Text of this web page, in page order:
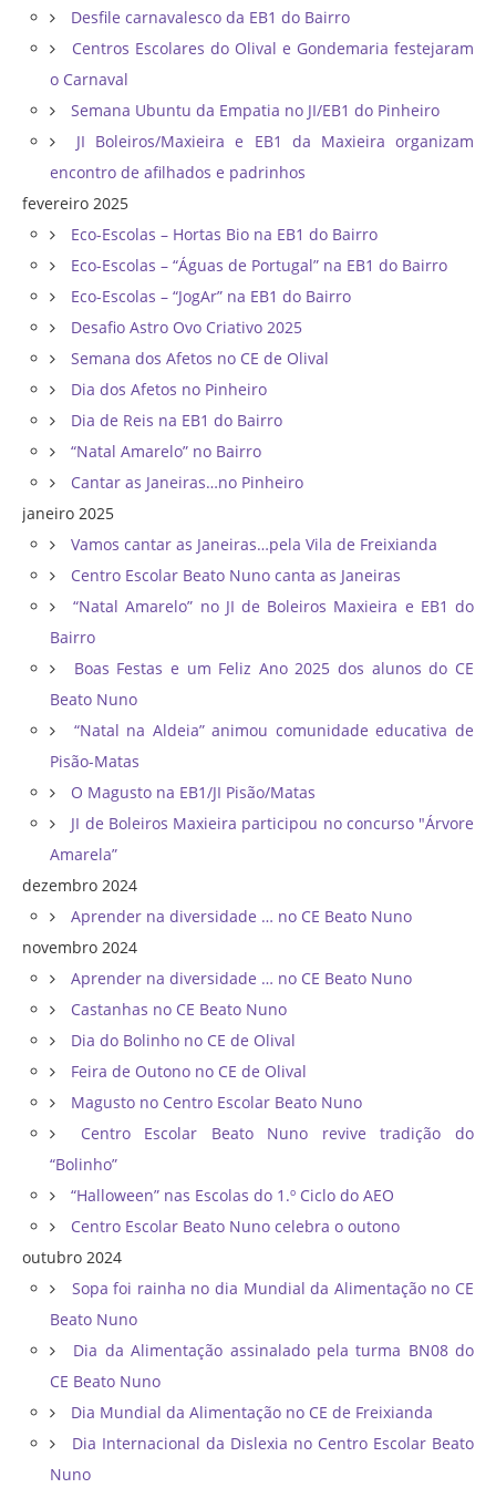
Desfile carnavalesco da EB1 do Bairro
Centros Escolares do Olival e Gondemaria festejaram
o Carnaval
Semana Ubuntu da Empatia no JI/EB1 do Pinheiro
JI Boleiros/Maxieira e EB1 da Maxieira organizam
encontro de afilhados e padrinhos
fevereiro 2025
Eco-Escolas – Hortas Bio na EB1 do Bairro
Eco-Escolas – “Águas de Portugal” na EB1 do Bairro
Eco-Escolas – “JogAr” na EB1 do Bairro
Desafio Astro Ovo Criativo 2025
Semana dos Afetos no CE de Olival
Dia dos Afetos no Pinheiro
Dia de Reis na EB1 do Bairro
“Natal Amarelo” no Bairro
Cantar as Janeiras…no Pinheiro
janeiro 2025
Vamos cantar as Janeiras…pela Vila de Freixianda
Centro Escolar Beato Nuno canta as Janeiras
“Natal Amarelo” no JI de Boleiros Maxieira e EB1 do
Bairro
Boas Festas e um Feliz Ano 2025 dos alunos do CE
Beato Nuno
“Natal na Aldeia” animou comunidade educativa de
Pisão-Matas
O Magusto na EB1/JI Pisão/Matas
JI de Boleiros Maxieira participou no concurso "Árvore
Amarela”
dezembro 2024
Aprender na diversidade … no CE Beato Nuno
novembro 2024
Aprender na diversidade … no CE Beato Nuno
Castanhas no CE Beato Nuno
Dia do Bolinho no CE de Olival
Feira de Outono no CE de Olival
Magusto no Centro Escolar Beato Nuno
Centro Escolar Beato Nuno revive tradição do
“Bolinho”
“Halloween” nas Escolas do 1.º Ciclo do AEO
Centro Escolar Beato Nuno celebra o outono
outubro 2024
Sopa foi rainha no dia Mundial da Alimentação no CE
Beato Nuno
Dia da Alimentação assinalado pela turma BN08 do
CE Beato Nuno
Dia Mundial da Alimentação no CE de Freixianda
Dia Internacional da Dislexia no Centro Escolar Beato
Nuno